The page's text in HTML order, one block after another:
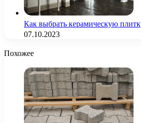
Как выбрать керамическую
07.10.2023
Похожее